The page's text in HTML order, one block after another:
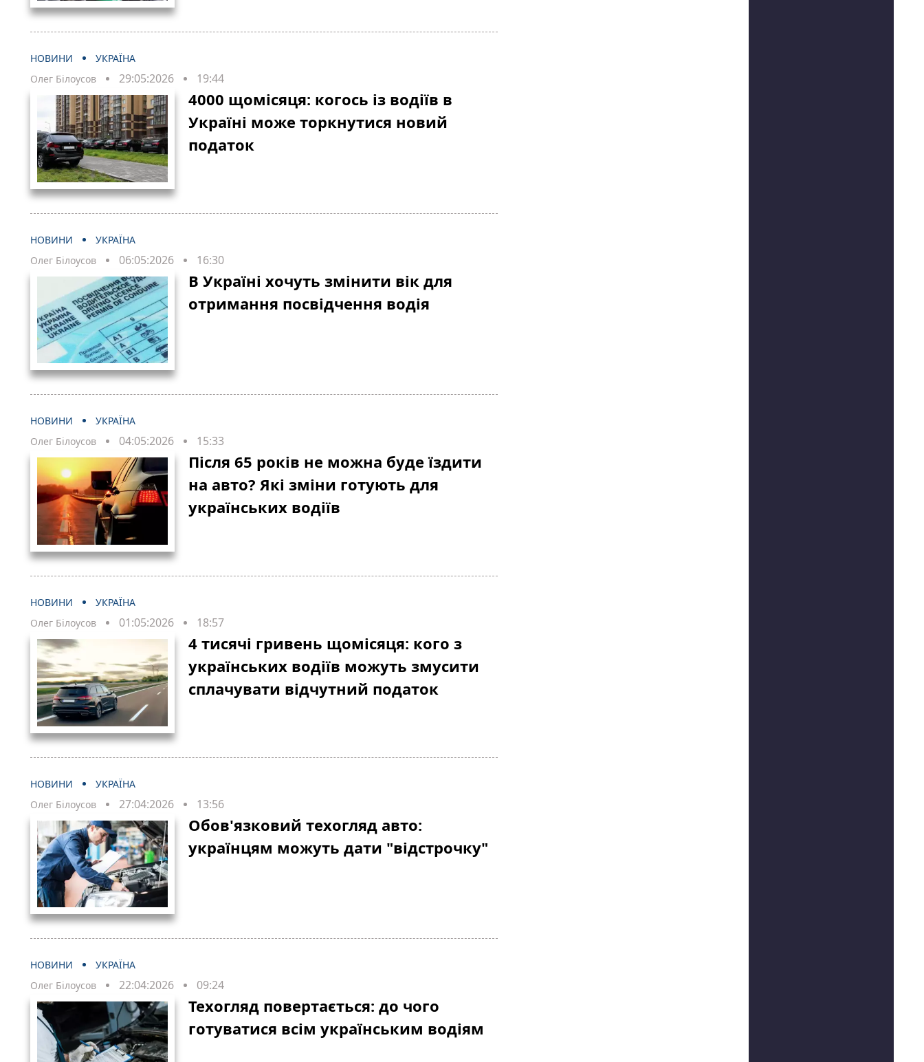
НОВИНИ
УКРАЇНА
Олег Білоусов
29:05:2026 19:44
4000 щомісяця: когось із водіїв в
Україні може торкнутися новий
податок
НОВИНИ
УКРАЇНА
Олег Білоусов
06:05:2026 16:30
В Україні хочуть змінити вік для
отримання посвідчення водія
НОВИНИ
УКРАЇНА
Олег Білоусов
04:05:2026 15:33
Після 65 років не можна буде їздити
на авто? Які зміни готують для
українських водіїв
НОВИНИ
УКРАЇНА
Олег Білоусов
01:05:2026 18:57
4 тисячі гривень щомісяця: кого з
українських водіїв можуть змусити
сплачувати відчутний податок
НОВИНИ
УКРАЇНА
Олег Білоусов
27:04:2026 13:56
Обов'язковий техогляд авто:
українцям можуть дати "відстрочку"
НОВИНИ
УКРАЇНА
Олег Білоусов
22:04:2026 09:24
Техогляд повертається: до чого
готуватися всім українським водіям